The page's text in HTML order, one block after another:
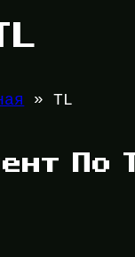
»TL
По